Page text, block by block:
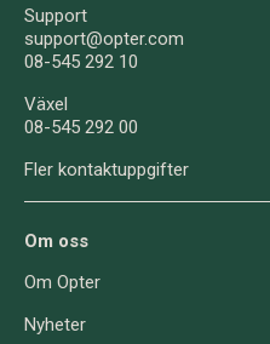
Support
support@opter.com
08-545 292 10
Växel
08-545 292 00
Fler kontaktuppgifter
Om oss
Om Opter
Nyheter